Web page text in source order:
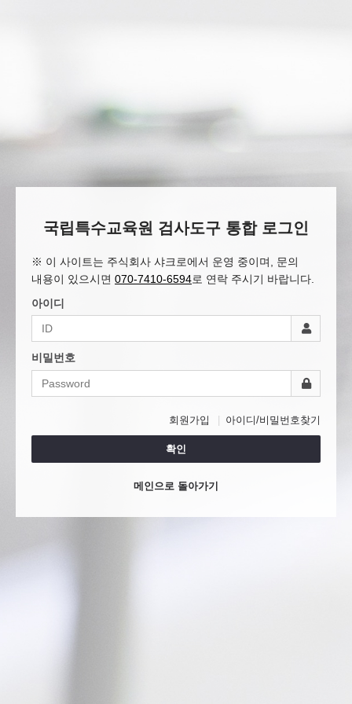
국립특수교육원 검사도구 통합 로그인
※ 이 사이트는 주식회사 샤크로에서 운영 중이며, 문의
내용이 있으시면 070-7410-6594로 연락 주시기 바랍니다.
아이디
비밀번호
회원가입 아이디/비밀번호찾기
확인
메인으로 돌아가기